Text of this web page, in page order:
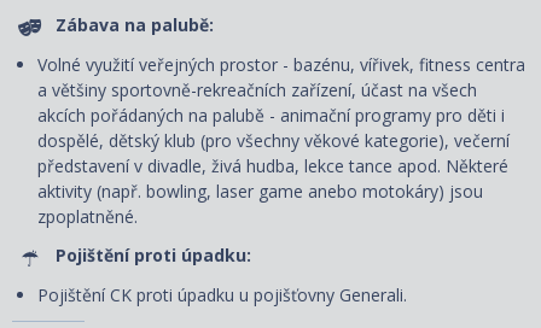
Zábava na palubě:
Volné využití veřejných prostor - bazénu, vířivek, fitness centra
a většiny sportovně-rekreačních zařízení, účast na všech
akcích pořádaných na palubě - animační programy pro děti i
dospělé, dětský klub (pro všechny věkové kategorie), večerní
představení v divadle, živá hudba, lekce tance apod. Některé
aktivity (např. bowling, laser game anebo motokáry) jsou
zpoplatněné.
Pojištění proti úpadku:
Pojištění CK proti úpadku u pojišťovny Generali.